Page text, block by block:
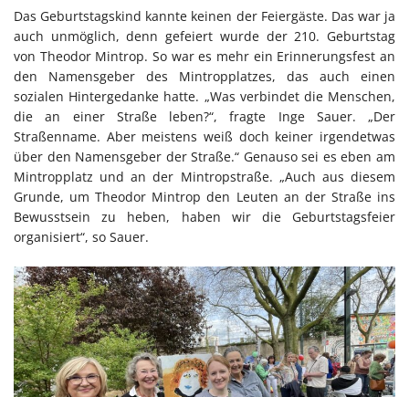
Das Geburtstagskind kannte keinen der Feiergäste. Das war ja
auch unmöglich, denn gefeiert wurde der 210. Geburtstag
von Theodor Mintrop. So war es mehr ein Erinnerungsfest an
den Namensgeber des Mintropplatzes, das auch einen
sozialen Hintergedanke hatte. „Was verbindet die Menschen,
die an einer Straße leben?“, fragte Inge Sauer. „Der
Straßenname. Aber meistens weiß doch keiner irgendetwas
über den Namensgeber der Straße.“ Genauso sei es eben am
Mintropplatz und an der Mintropstraße. „Auch aus diesem
Grunde, um Theodor Mintrop den Leuten an der Straße ins
Bewusstsein zu heben, haben wir die Geburtstagsfeier
organisiert“, so Sauer.